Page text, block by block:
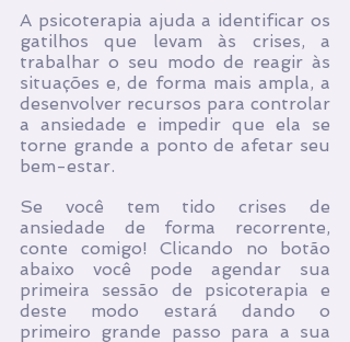
A psicoterapia ajuda a identificar os
gatilhos que levam às crises, a
trabalhar o seu modo de reagir às
situações e, de forma mais ampla, a
desenvolver recursos para controlar
a ansiedade e impedir que ela se
torne grande a ponto de afetar seu
bem-estar.
Se você tem tido crises de
ansiedade de forma recorrente,
conte comigo! Clicando no botão
abaixo você pode agendar sua
primeira sessão de psicoterapia e
deste modo estará dando o
primeiro grande passo para a sua